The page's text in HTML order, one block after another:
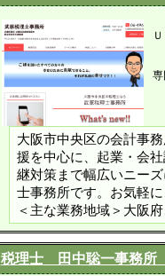
専
大阪市中央区の会計事
援を中心に、起業・会
継対策まで幅広いニー
士事務所です。お気軽
＜主な業務地域＞大阪
税理士 田中聡一事務所